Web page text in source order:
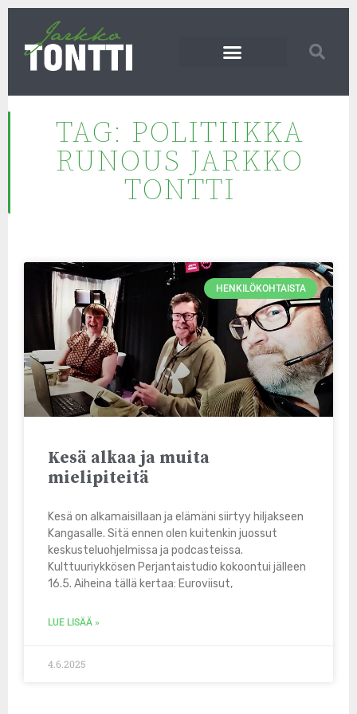
TAG: POLITIIKKA
RUNOUS JARKKO
TONTTI
HENKILÖKOHTAISTA
Kesä alkaa ja muita
mielipiteitä
Kesä on alkamaisillaan ja elämäni siirtyy hiljakseen
Kangasalle. Sitä ennen olen kuitenkin juossut
keskusteluohjelmissa ja podcasteissa.
Kulttuuriykkösen Perjantaistudio kokoontui jälleen
16.5. Aiheina tällä kertaa: Euroviisut,
LUE LISÄÄ »
4.6.2025